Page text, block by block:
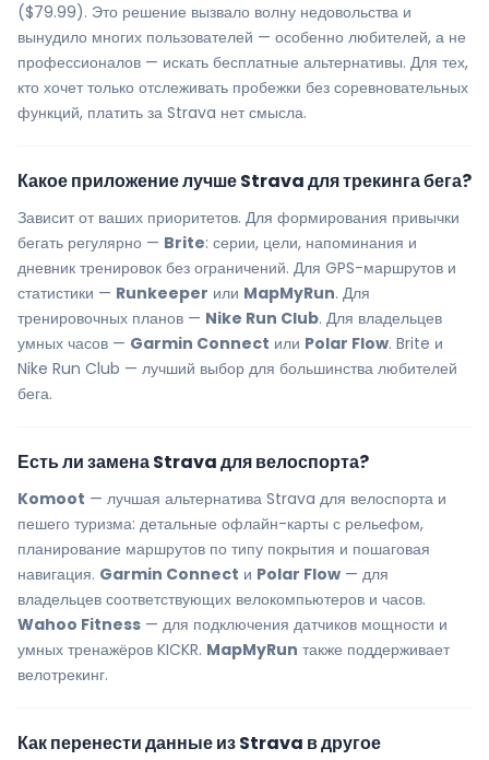
($79.99). Это решение вызвало волну недовольства и
вынудило многих пользователей — особенно любителей, а не
профессионалов — искать бесплатные альтернативы. Для тех,
кто хочет только отслеживать пробежки без соревновательных
функций, платить за Strava нет смысла.
Какое приложение лучше Strava для трекинга бега?
Зависит от ваших приоритетов. Для формирования привычки
бегать регулярно — Brite: серии, цели, напоминания и
дневник тренировок без ограничений. Для GPS-маршрутов и
статистики — Runkeeper или MapMyRun. Для
тренировочных планов — Nike Run Club. Для владельцев
умных часов — Garmin Connect или Polar Flow. Brite и
Nike Run Club — лучший выбор для большинства любителей
бега.
Есть ли замена Strava для велоспорта?
Komoot — лучшая альтернатива Strava для велоспорта и
пешего туризма: детальные офлайн-карты с рельефом,
планирование маршрутов по типу покрытия и пошаговая
навигация. Garmin Connect и Polar Flow — для
владельцев соответствующих велокомпьютеров и часов.
Wahoo Fitness — для подключения датчиков мощности и
умных тренажёров KICKR. MapMyRun также поддерживает
велотрекинг.
Как перенести данные из Strava в другое